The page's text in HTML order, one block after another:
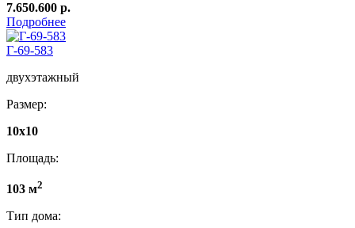
7.650.600 р.
Подробнее
Г-69-583
двухэтажный
Размер:
10х10
Площадь:
103 м2
Тип дома: